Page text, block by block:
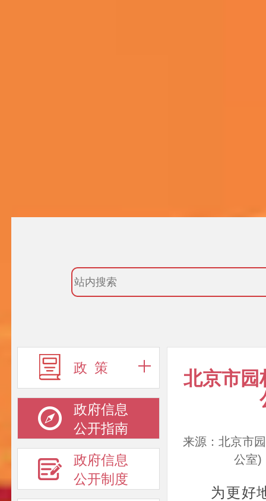
政 策
政府信息
公开指南
政府信息
公开制度
北京市园
来源：北京市
公室)
为更好